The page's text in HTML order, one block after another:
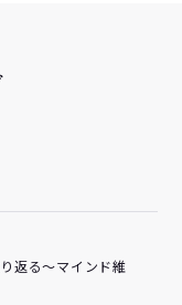
返る～マインド維